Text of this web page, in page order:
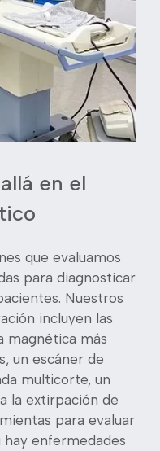
en el
que evaluamos
para diagnosticar
Nuestros
incluyen las
magnética más
un escáner de
multicorte, un
la extirpación de
para evaluar
enfermedades